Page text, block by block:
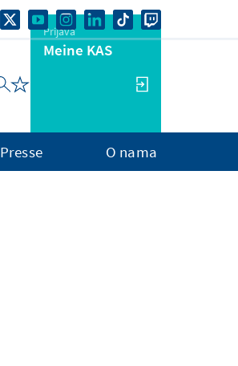
Prijava
Meine KAS
Presse O nama